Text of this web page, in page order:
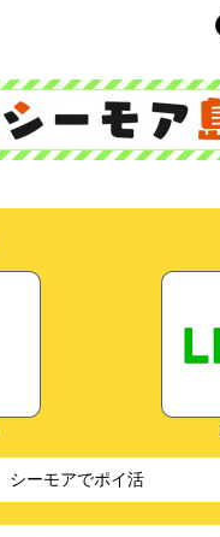
シーモアでポイ活